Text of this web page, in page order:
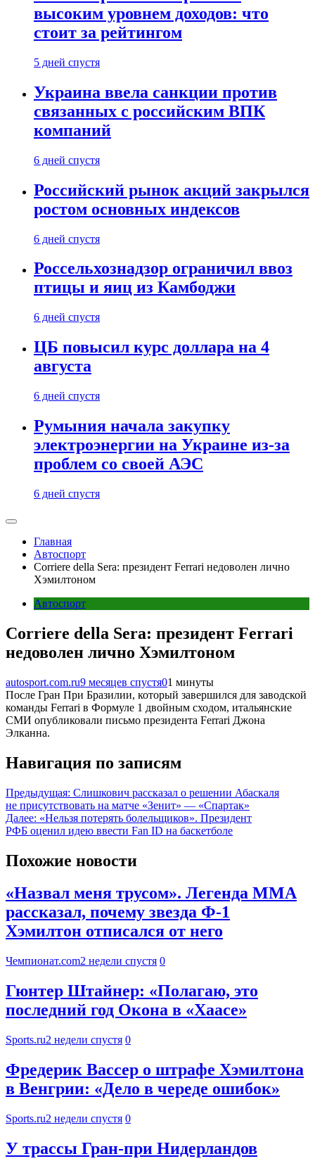
высоким уровнем доходов: что
стоит за рейтингом
5 дней спустя
Украина ввела санкции против
связанных с российским ВПК
компаний
6 дней спустя
Российский рынок акций закрылся
ростом основных индексов
6 дней спустя
Россельхознадзор ограничил ввоз
птицы и яиц из Камбоджи
6 дней спустя
ЦБ повысил курс доллара на 4
августа
6 дней спустя
Румыния начала закупку
электроэнергии на Украине из-за
проблем со своей АЭС
6 дней спустя
Главная
Автоспорт
Corriere della Sera: президент Ferrari недоволен лично
Хэмилтоном
Автоспорт
Corriere della Sera: президент Ferrari
недоволен лично Хэмилтоном
autosport.com.ru9 месяцев спустя01 минуты
После Гран При Бразилии, который завершился для заводской
команды Ferrari в Формуле 1 двойным сходом, итальянские
СМИ опубликовали письмо президента Ferrari Джона
Элканна.
Навигация по записям
Предыдущая: Слишкович рассказал о решении Абаскаля
не присутствовать на матче «Зенит» — «Спартак»
Далее: «Нельзя потерять болельщиков». Президент
РФБ оценил идею ввести Fan ID на баскетболе
Похожие новости
«Назвал меня трусом». Легенда ММА
рассказал, почему звезда Ф-1
Хэмилтон отписался от него
Чемпионат.com2 недели спустя 0
Гюнтер Штайнер: «Полагаю, это
последний год Окона в «Хаасе»
Sports.ru2 недели спустя 0
Фредерик Вассер о штрафе Хэмилтона
в Венгрии: «Дело в череде ошибок»
Sports.ru2 недели спустя 0
У трассы Гран-при Нидерландов